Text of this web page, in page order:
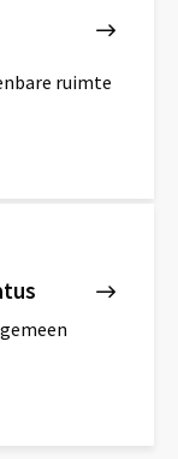
ruimte